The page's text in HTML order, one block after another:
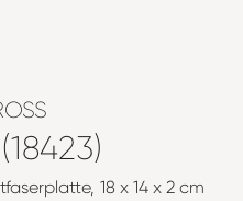
18 x 14 x 2 cm